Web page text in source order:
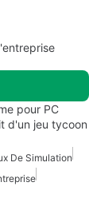
pour PC
d'un jeu tycoon
De Simulation